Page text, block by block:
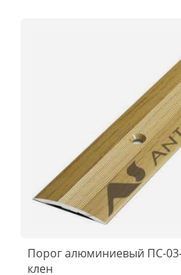
Порог алюминиевый ПС-03-2 28x3,4x900 мм,
клен